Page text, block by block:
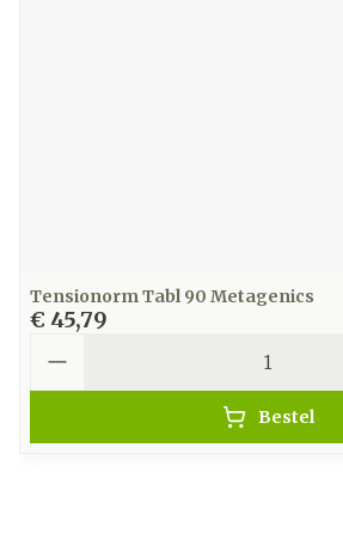
Tensionorm Tabl 90 Metagenics
€ 45,79
Bestel